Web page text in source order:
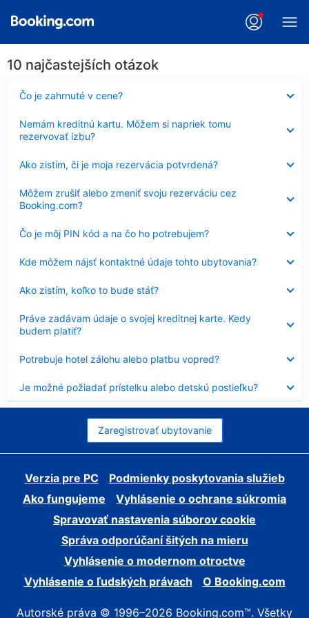
10 najčastejších otázok
Čo je zahrnuté v cene?
Nezobrazuje
sa
Nemám kreditnú kartu. Môžem si napriek tomu
rezervovať izbu?
sa
Ako zistím, či je moja rezervácia potvrdená?
sa
Môžem zrušiť alebo zmeniť svoju rezerváciu cez
Booking.com?
sa
Čo je môj PIN kód a na čo ho potrebujem?
Nezobrazuje
sa
Kde môžem nájsť kontaktné údaje tohto ubytovania?
sa
Ako zistím, koľko to bude stáť?
sa
Práve zadávam údaje o svojej kreditnej karte. Kedy
budem platiť?
sa
Potrebuje hotel zálohu alebo platbu vopred?
sa
Je možné požiadať prístelku alebo detskú postieľku?
sa
Zaregistrovať ubytovanie
Verzia pre PC
Podmienky poskytovania služieb
Ako fungujeme
Vyhlásenie o ochrane súkromia
Spravovať nastavenia súborov cookie
Správa odporúčaní šitých na mieru
Vyhlásenie o modernom otroctve
Vyhlásenie o ľudských právach
O Booking.com
Autorské práva © 1996–2026 Booking.com™. Všetky